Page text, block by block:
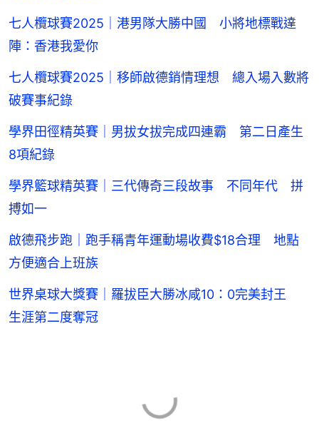
七人欖球賽2025｜港男隊大勝中國 小將地標戰達
陣：香港我愛你
七人欖球賽2025｜移師啟德銷情理想 總入場入數將
破賽事紀錄
學界田徑精英賽｜男拔女拔完成四連霸 第二日產生
8項紀錄
學界籃球精英賽｜三代傳奇三段故事 不同年代 拼
搏如一
啟德飛步跑｜跑手稱青年運動場收費$18合理 地點
方便適合上班族
世界桌球大獎賽｜羅拔臣大勝冰咸10：0完美封王
生涯第二度奪冠